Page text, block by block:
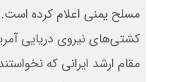
کشتی‌های نیروی دریایی
مقام ارشد ایرانی که